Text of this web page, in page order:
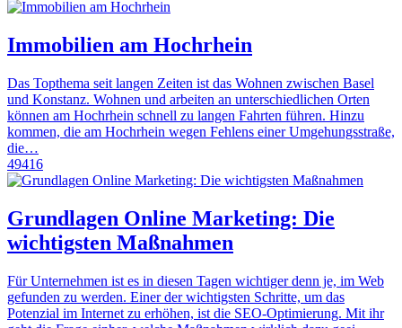
Immobilien am Hochrhein
Das Topthema seit langen Zeiten ist das Wohnen zwischen Basel
und Konstanz. Wohnen und arbeiten an unterschiedlichen Orten
können am Hochrhein schnell zu langen Fahrten führen. Hinzu
kommen, die am Hochrhein wegen Fehlens einer Umgehungsstraße,
die…
49416
Grundlagen Online Marketing: Die
wichtigsten Maßnahmen
Für Unternehmen ist es in diesen Tagen wichtiger denn je, im Web
gefunden zu werden. Einer der wichtigsten Schritte, um das
Potenzial im Internet zu erhöhen, ist die SEO-Optimierung. Mit ihr